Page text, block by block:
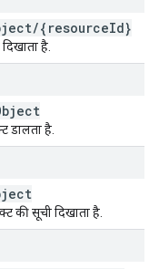
/{resourceId}
है.
डालता है.
की सूची दिखाता है.